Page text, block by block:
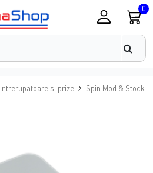
0
Intrerupatoare si prize Spin Mod & Stock